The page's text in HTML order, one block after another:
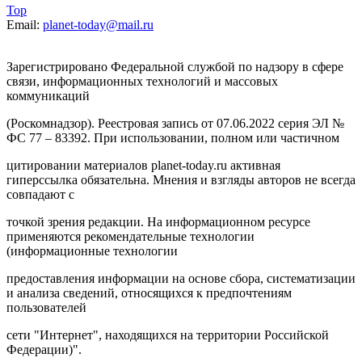
Top
Email: planet-today@mail.ru
Зарегистрировано Федеральной службой по надзору в сфере
связи, информационных технологий и массовых
коммуникаций
(Роскомнадзор). Реестровая запись от 07.06.2022 серия ЭЛ №
ФС 77 – 83392. При использовании, полном или частичном
цитировании материалов planet-today.ru активная
гиперссылка обязательна. Мнения и взгляды авторов не всегда
совпадают с
точкой зрения редакции. На информационном ресурсе
применяются рекомендательные технологии
(информационные технологии
предоставления информации на основе сбора, систематизации
и анализа сведений, относящихся к предпочтениям
пользователей
сети "Интернет", находящихся на территории Российской
Федерации)".